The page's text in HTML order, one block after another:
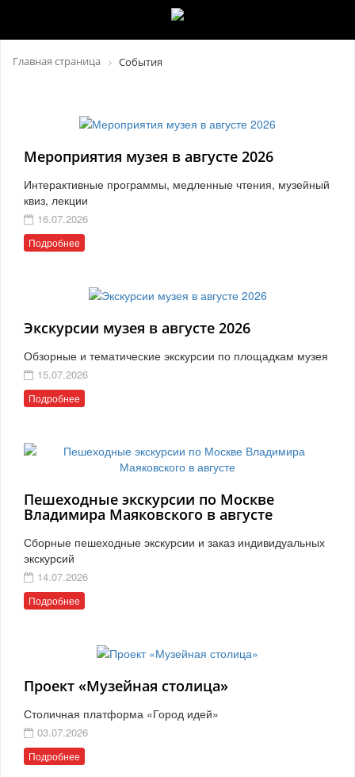
Главная страница События
Мероприятия музея в августе 2026
Интерактивные программы, медленные чтения, музейный
квиз, лекции
16.07.2026
Подробнее
Экскурсии музея в августе 2026
Обзорные и тематические экскурсии по площадкам музея
15.07.2026
Подробнее
Пешеходные экскурсии по Москве
Владимира Маяковского в августе
Сборные пешеходные экскурсии и заказ индивидуальных
экскурсий
14.07.2026
Подробнее
Проект «Музейная столица»
Столичная платформа «Город идей»
03.07.2026
Подробнее